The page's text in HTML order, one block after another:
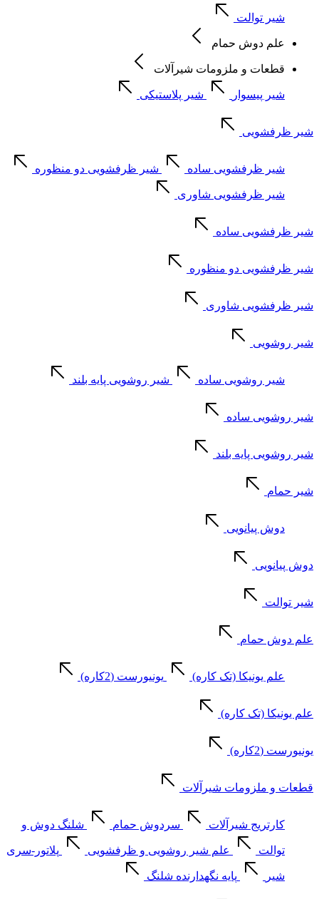
شیر توالت
علم دوش حمام
قطعات و ملزومات شیرآلات
شیر پیسوار شیر پلاستیکی
شیر ظرفشویی
شیر ظرفشویی ساده شیر ظرفشویی دو منظوره
شیر ظرفشویی شاوری
شیر ظرفشویی ساده
شیر ظرفشویی دو منظوره
شیر ظرفشویی شاوری
شیر روشویی
شیر روشویی ساده شیر روشویی پایه بلند
شیر روشویی ساده
شیر روشویی پایه بلند
شیر حمام
دوش پیانویی
دوش پیانویی
شیر توالت
علم دوش حمام
علم یونیکا (تک کاره) یونیورست (2کاره)
علم یونیکا (تک کاره)
یونیورست (2کاره)
قطعات و ملزومات شیرآلات
کارتریج شیرآلات سردوش حمام شلنگ دوش و
توالت علم شیر روشویی و ظرفشویی پلاتور-سری
شیر پایه نگهدارنده شلنگ